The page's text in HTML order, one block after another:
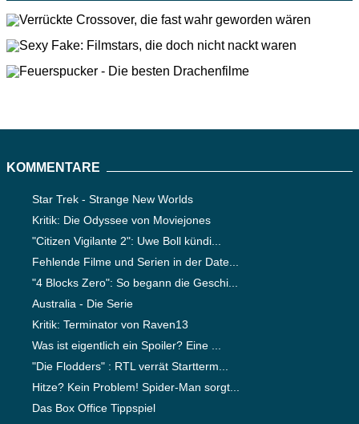
KOMMENTARE
Star Trek - Strange New Worlds
Kritik: Die Odyssee von Moviejones
"Citizen Vigilante 2": Uwe Boll kündi...
Fehlende Filme und Serien in der Date...
"4 Blocks Zero": So begann die Geschi...
Australia - Die Serie
Kritik: Terminator von Raven13
Was ist eigentlich ein Spoiler? Eine ...
"Die Flodders" : RTL verrät Startterm...
Hitze? Kein Problem! Spider-Man sorgt...
Das Box Office Tippspiel